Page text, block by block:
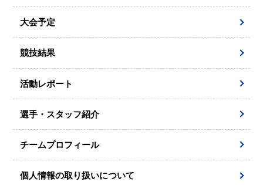
大会予定
競技結果
活動レポート
選手・スタッフ紹介
チームプロフィール
個人情報の取り扱いについて